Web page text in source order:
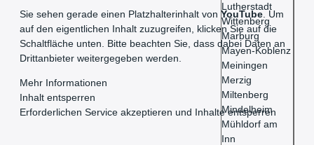
Lutherstadt
Wittenberg
Marburg
Mayen-Koblenz
Meiningen
Merzig
Miltenberg
Mindelheim
Mühldorf am
Inn
Sie sehen gerade einen Platzhalterinhalt von YouTube . Um
auf den eigentlichen Inhalt zuzugreifen, klicken Sie auf die
Schaltfläche unten. Bitte beachten Sie, dass dabei Daten an
Drittanbieter weitergegeben werden.
Mehr Informationen
Inhalt entsperren
Erforderlichen Service akzeptieren und Inhalte entsperren